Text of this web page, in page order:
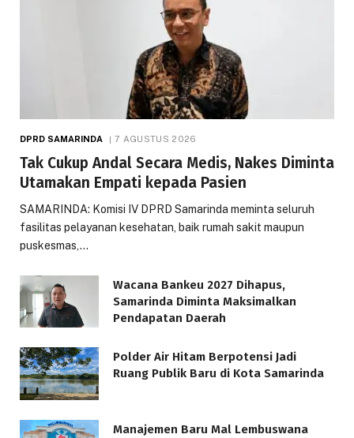
DPRD SAMARINDA 7 AGUSTUS 2026
Tak Cukup Andal Secara Medis, Nakes Diminta
Utamakan Empati kepada Pasien
SAMARINDA: Komisi IV DPRD Samarinda meminta seluruh
fasilitas pelayanan kesehatan, baik rumah sakit maupun
puskesmas,…
Wacana Bankeu 2027 Dihapus,
Samarinda Diminta Maksimalkan
Pendapatan Daerah
Polder Air Hitam Berpotensi Jadi
Ruang Publik Baru di Kota Samarinda
Manajemen Baru Mal Lembuswana